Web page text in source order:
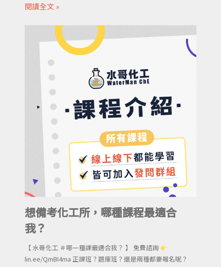
閱讀全文 »
想備考化工所，哪種課程最適合
我？
【 水哥化工 ＃哪一種課最適合我？ 】 免費諮詢
lin.ee/QmBI4ma 正課班？題庫班？還是兩種都要報名呢？